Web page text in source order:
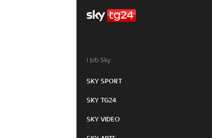
I siti Sky:
SKY SPORT
SKY TG24
SKY VIDEO